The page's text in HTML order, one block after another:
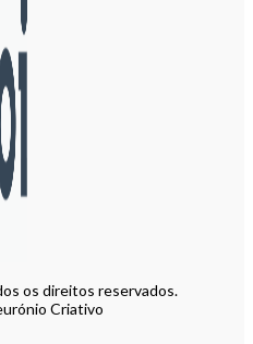
os direitos reservados.
Criativo